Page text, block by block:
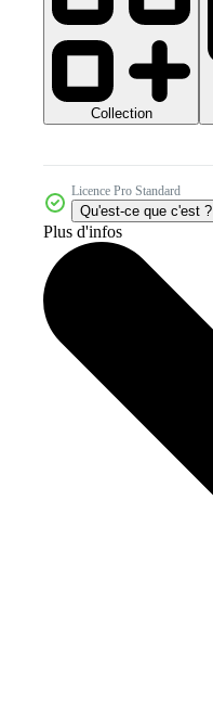
Collection
Licence Pro Standard
Qu'est-ce que c'est ?
Plus d'infos